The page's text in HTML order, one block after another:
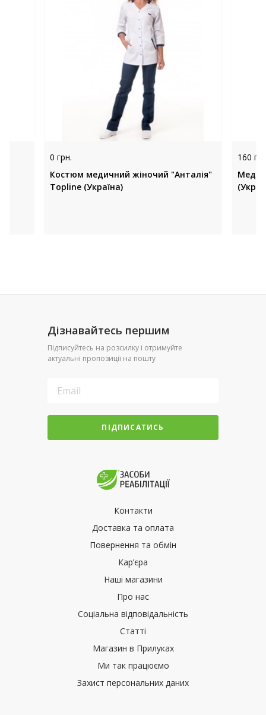
0 грн.
Костюм медичний жіночий "Анталія"
Topline (Україна)
160
Дізнавайтесь першим
Підписуйтесь на розсилку і отримуйте
актуальні пропозиції на пошту
ПІДПИСАТИСЬ
Контакти
Доставка та оплата
Повернення та обмін
Кар’єра
Наші магазини
Про нас
Соціальна відповідальність
Статті
Магазин в Прилуках
Ми так працюємо
Захист персональних даних